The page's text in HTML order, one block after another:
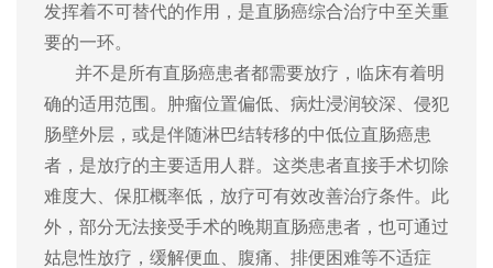
发挥着不可替代的作用，是直肠癌综合治疗中至关重
要的一环。
并不是所有直肠癌患者都需要放疗，临床有着明
确的适用范围。肿瘤位置偏低、病灶浸润较深、侵犯
肠壁外层，或是伴随淋巴结转移的中低位直肠癌患
者，是放疗的主要适用人群。这类患者直接手术切除
难度大、保肛概率低，放疗可有效改善治疗条件。此
外，部分无法接受手术的晚期直肠癌患者，也可通过
姑息性放疗，缓解便血、腹痛、排便困难等不适症